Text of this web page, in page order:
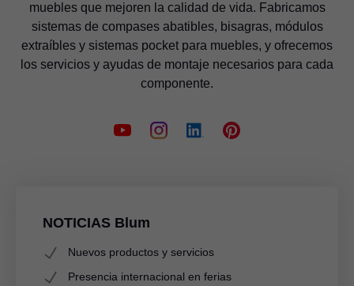
muebles que mejoren la calidad de vida. Fabricamos
sistemas de compases abatibles, bisagras, módulos
extraíbles y sistemas pocket para muebles, y ofrecemos
los servicios y ayudas de montaje necesarios para cada
componente.
NOTICIAS Blum
Nuevos productos y servicios
Presencia internacional en ferias